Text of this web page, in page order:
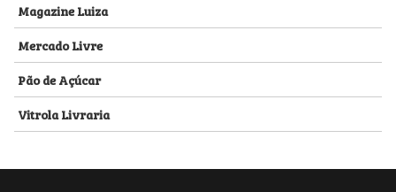
Magazine Luiza
Mercado Livre
Pão de Açúcar
Vitrola Livraria